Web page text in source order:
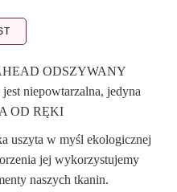
ODSZYWANY
niepowtarzalna, jedyna
OD RĘKI
uszyta w myśl ekologicznej
jej wykorzystujemy
naszych tkanin.